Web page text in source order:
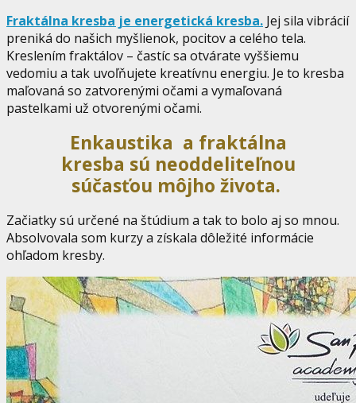
Fraktálna kresba je energetická kresba. Jej sila vibrácií
preniká do našich myšlienok, pocitov a celého tela.
Kreslením fraktálov – častíc sa otvárate vyššiemu
vedomiu a tak uvoľňujete kreatívnu energiu. Je to kresba
maľovaná so zatvorenými očami a vymaľovaná
pastelkami už otvorenými očami.
Enkaustika a fraktálna
kresba sú neoddeliteľnou
súčasťou môjho života.
Začiatky sú určené na štúdium a tak to bolo aj so mnou.
Absolvovala som kurzy a získala dôležité informácie
ohľadom kresby.